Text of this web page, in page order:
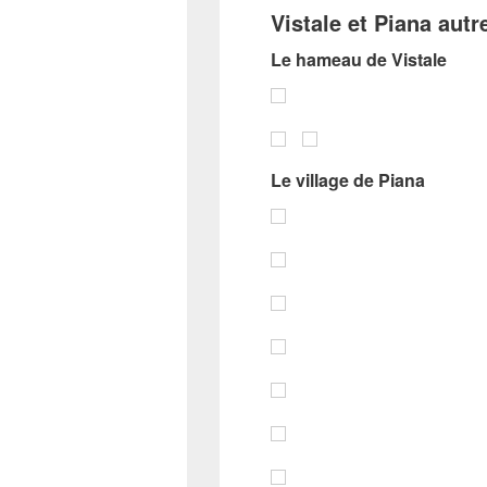
Vistale et Piana
Le hameau de Vistale
Le village de Piana